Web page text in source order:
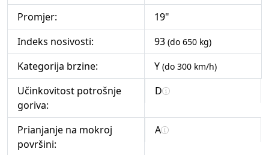
Promjer:
19"
Indeks nosivosti:
93 (do 650 kg)
Kategorija brzine: Y (do 300 km/h)
Učinkovitost potrošnje
goriva:
D
Prianjanje na mokroj
površini:
A